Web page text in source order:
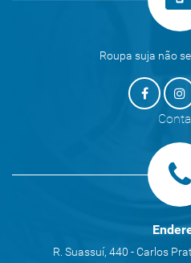
Roupa suja não
R. Suassuí, 440 - Carlos